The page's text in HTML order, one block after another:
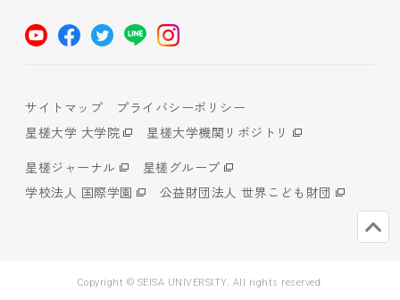
サイトマップ
プライバシーポリシー
星槎大学 大学院
星槎大学機関リポジトリ
星槎ジャーナル
星槎グループ
学校法人 国際学園
公益財団法人 世界こども財団
Copyright © SEISA UNIVERSITY. All rights reserved.